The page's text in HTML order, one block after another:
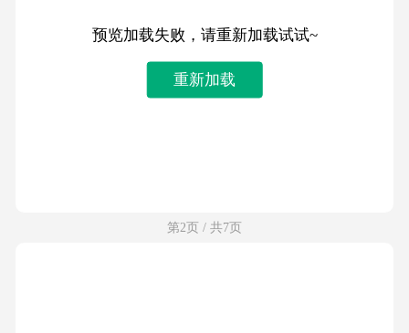
预览加载失败，请重新加载试试~
重新加载
第2页 / 共7页